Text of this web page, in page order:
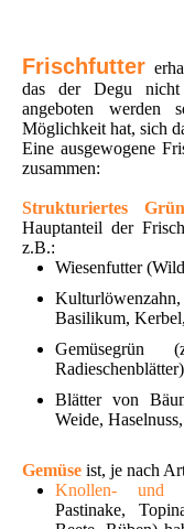
Frischfutter
das der Degu
angeboten werden
Möglichkeit hat, sich
Eine ausgewogene
zusammen:
Strukturiertes
Hauptanteil der
z.B.:
Wiesenfutter
Basilikum,
Gemüsegrün
Radieschenblätter)
Blätter von
Weide,
Gemüse ist, je nach
Knollen- und
Pastinake,